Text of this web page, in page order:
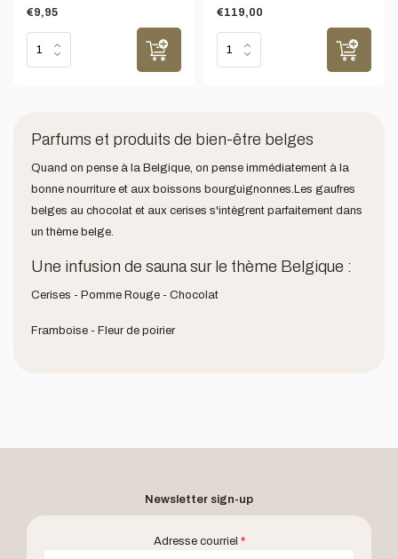
€9,95
€119,00
Parfums et produits de bien-être belges
Quand on pense à la Belgique, on pense immédiatement à la
bonne nourriture et aux boissons bourguignonnes.Les gaufres
belges au chocolat et aux cerises s'intègrent parfaitement dans
un thème belge.
Une infusion de sauna sur le thème Belgique :
Cerises - Pomme Rouge - Chocolat
Framboise - Fleur de poirier
Newsletter sign-up
Adresse courriel *